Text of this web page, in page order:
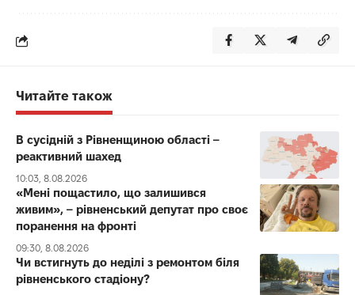
Читайте також
В сусідній з Рівненщиною області –
реактивний шахед
10:03, 8.08.2026
«Мені пощастило, що залишився
живим», – рівненський депутат про своє
поранення на фронті
09:30, 8.08.2026
Чи встигнуть до неділі з ремонтом біля
рівненського стадіону?